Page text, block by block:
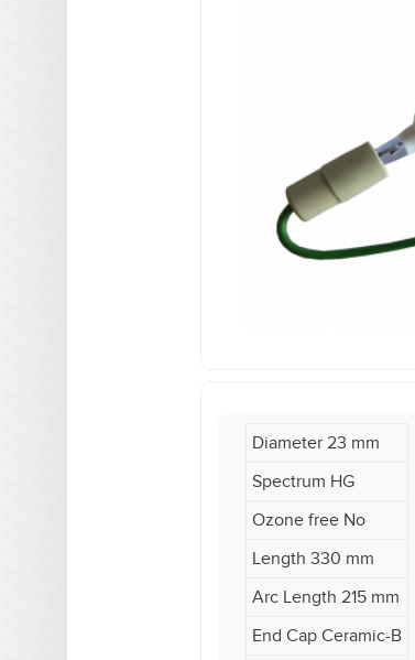
Diameter 23 mm
Spectrum HG
Ozone free No
Length 330 mm
Arc Length 215 mm
End Cap Ceramic-B